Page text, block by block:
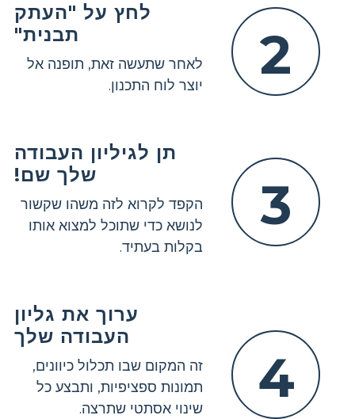
2
לחץ על "העתק
תבנית"
לאחר שתעשה זאת, תופנה אל
יוצר לוח התכנון.
3
תן לגיליון העבודה
שלך שם!
הקפד לקרוא לזה משהו שקשור
לנושא כדי שתוכל למצוא אותו
בקלות בעתיד.
4
ערוך את גליון
העבודה שלך
זה המקום שבו תכלול כיוונים,
תמונות ספציפיות, ותבצע כל
שינוי אסתטי שתרצה.